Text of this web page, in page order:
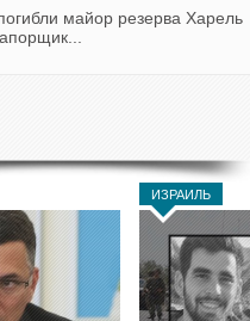
майор резерва Харель
ИЗРАИЛЬ